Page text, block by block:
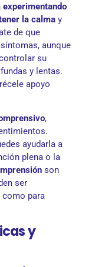
la calma y
de que
aunque
su
y lentas.
apoyo
,
ayudarla a
plena o la
son
ser
como para
y